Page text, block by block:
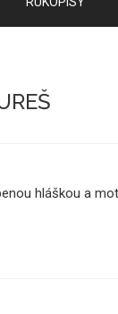
hláškou a